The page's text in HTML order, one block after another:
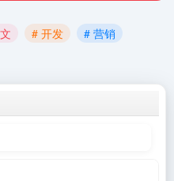
# 开发
# 营销